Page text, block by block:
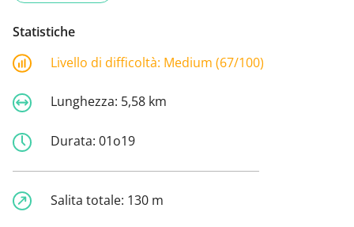
Statistiche
Livello di difficoltà: Medium (67/100)
Lunghezza: 5,58 km
Durata: 01o19
Salita totale: 130 m